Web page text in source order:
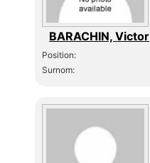
BARACHIN, Victor
Position:
Surnom: